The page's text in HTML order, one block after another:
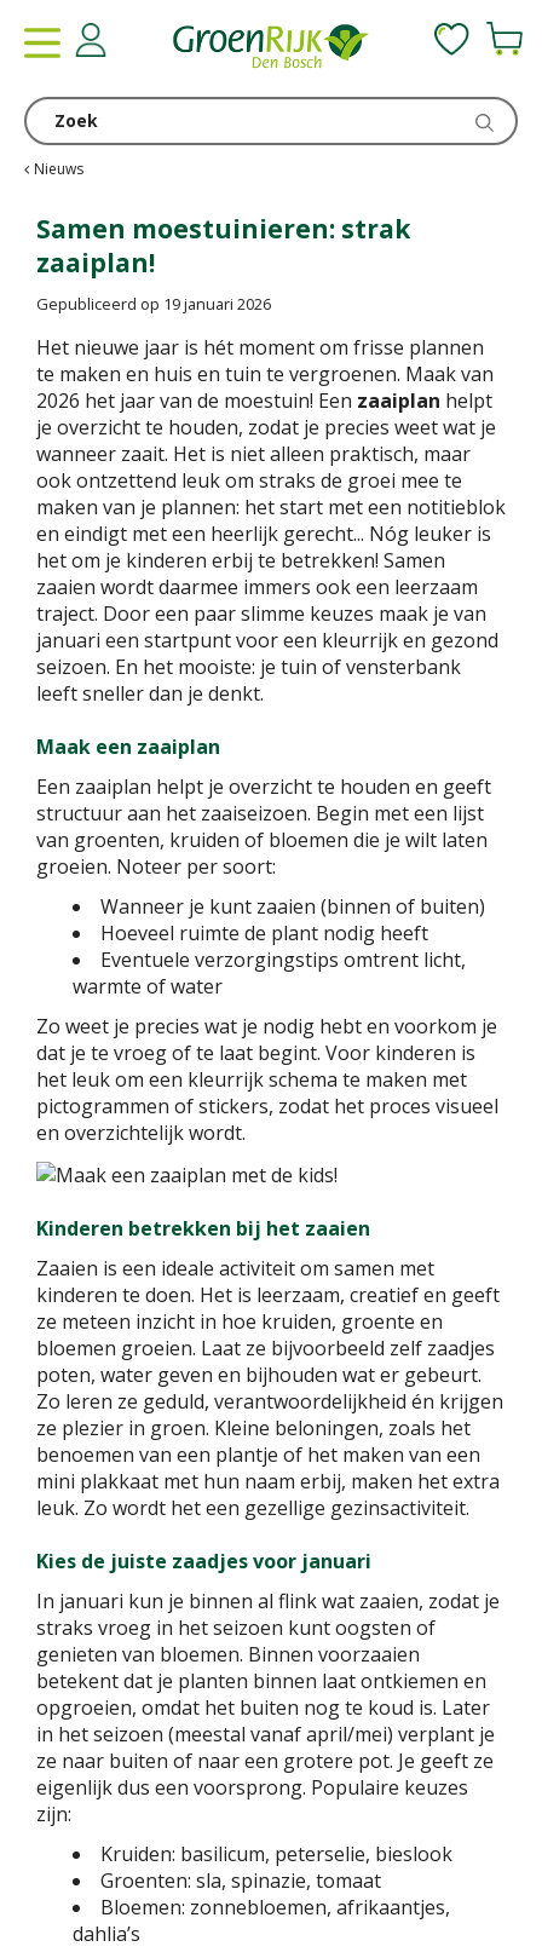
Nieuws
Samen moestuinieren: strak
zaaiplan!
Gepubliceerd op 19 januari 2026
Het nieuwe jaar is hét moment om frisse plannen
te maken en huis en tuin te vergroenen. Maak van
2026 het jaar van de moestuin! Een zaaiplan helpt
je overzicht te houden, zodat je precies weet wat je
wanneer zaait. Het is niet alleen praktisch, maar
ook ontzettend leuk om straks de groei mee te
maken van je plannen: het start met een notitieblok
en eindigt met een heerlijk gerecht... Nóg leuker is
het om je kinderen erbij te betrekken! Samen
zaaien wordt daarmee immers ook een leerzaam
traject. Door een paar slimme keuzes maak je van
januari een startpunt voor een kleurrijk en gezond
seizoen. En het mooiste: je tuin of vensterbank
leeft sneller dan je denkt.
Maak een zaaiplan
Een zaaiplan helpt je overzicht te houden en geeft
structuur aan het zaaiseizoen. Begin met een lijst
van groenten, kruiden of bloemen die je wilt laten
groeien. Noteer per soort:
Wanneer je kunt zaaien (binnen of buiten)
Hoeveel ruimte de plant nodig heeft
Eventuele verzorgingstips omtrent licht,
warmte of water
Zo weet je precies wat je nodig hebt en voorkom je
dat je te vroeg of te laat begint. Voor kinderen is
het leuk om een kleurrijk schema te maken met
pictogrammen of stickers, zodat het proces visueel
en overzichtelijk wordt.
Kinderen betrekken bij het zaaien
Zaaien is een ideale activiteit om samen met
kinderen te doen. Het is leerzaam, creatief en geeft
ze meteen inzicht in hoe kruiden, groente en
bloemen groeien. Laat ze bijvoorbeeld zelf zaadjes
poten, water geven en bijhouden wat er gebeurt.
Zo leren ze geduld, verantwoordelijkheid én krijgen
ze plezier in groen. Kleine beloningen, zoals het
benoemen van een plantje of het maken van een
mini plakkaat met hun naam erbij, maken het extra
leuk. Zo wordt het een gezellige gezinsactiviteit.
Kies de juiste zaadjes voor januari
In januari kun je binnen al flink wat zaaien, zodat je
straks vroeg in het seizoen kunt oogsten of
genieten van bloemen. Binnen voorzaaien
betekent dat je planten binnen laat ontkiemen en
opgroeien, omdat het buiten nog te koud is. Later
in het seizoen (meestal vanaf april/mei) verplant je
ze naar buiten of naar een grotere pot. Je geeft ze
eigenlijk dus een voorsprong. Populaire keuzes
zijn:
Kruiden: basilicum, peterselie, bieslook
Groenten: sla, spinazie, tomaat
Bloemen: zonnebloemen, afrikaantjes,
dahlia’s